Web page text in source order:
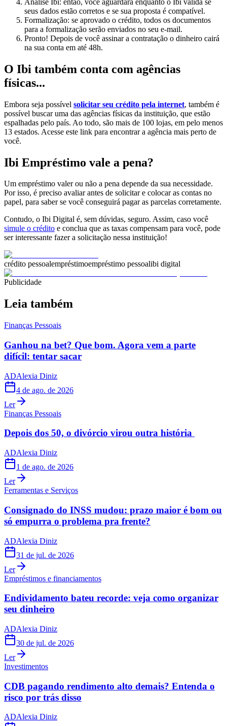
seus dados estão corretos e se sua proposta é compatível.
Formalização: se aprovado o crédito, todos os documentos
para a formalização serão enviados no seu e-mail.
Pronto! Depois de você assinar a contratação o dinheiro cairá
na sua conta em até 48h.
O Ibi também conta com agências
físicas...
Embora seja possível solicitar seu crédito pela internet, também é
possível buscar uma das agências físicas da instituição, que estão
espalhadas pelo país. Ao todo, são mais de 100 lojas, em pelo menos
13 estados. Acesse este link para encontrar a agência mais perto de
você.
Ibi Empréstimo vale a pena?
Um empréstimo valer ou não a pena depende da sua necessidade.
Por isso, é preciso avaliar antes de solicitar e colocar as contas no
papel, para saber se você conseguirá pagar as parcelas corretamente.
Contudo, o Ibi Digital é, sem dúvidas, seguro. Assim, caso você
simule o crédito e conclua que as taxas compensam para você, pode
ser interessante fazer a solicitação nessa instituição!
crédito pessoalempréstimoempréstimo pessoalibi digital
Publicidade
Leia também
Finanças Pessoais
Ganhou na bet? Que bom. Agora vem a parte
difícil: tentar sacar
ADAlexia Diniz
4 de ago. de 2026
Ler
Finanças Pessoais
Depois dos 50, o divórcio virou outra história
ADAlexia Diniz
1 de ago. de 2026
Ler
Ferramentas e Serviços
Consignado do INSS mudou: prazo maior é bom ou
só empurra o problema pra frente?
ADAlexia Diniz
31 de jul. de 2026
Ler
Empréstimos e financiamentos
Endividamento bateu recorde: veja como organizar
seu dinheiro
ADAlexia Diniz
30 de jul. de 2026
Ler
Investimentos
CDB pagando rendimento alto demais? Entenda o
risco por trás disso
ADAlexia Diniz